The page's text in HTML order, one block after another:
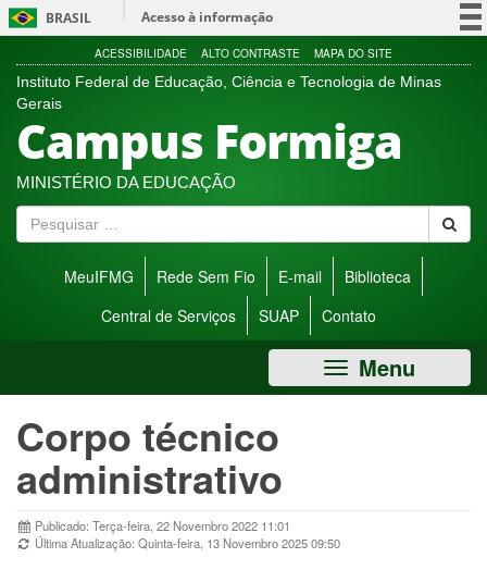
direto
menu
BRASIL
Acesso à informação
Participe
Serviços
ACESSIBILIDADE ALTO CONTRASTE MAPA DO SITE
Instituto Federal de Educação, Ciência e Tecnologia de Minas
Gerais
Campus Formiga
MINISTÉRIO DA EDUCAÇÃO
e
s
r
MeuIFMG Rede Sem Fio E-mail
Biblioteca
Central de Serviços
SUAP Contato
Menu
Corpo técnico
administrativo
Publicado: Terça-feira, 22 Novembro 2022 11:01
Última Atualização: Quinta-feira, 13 Novembro 2025 09:50